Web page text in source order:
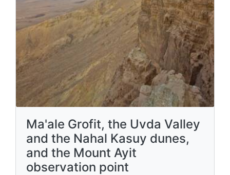
Ma'ale Grofit, the Uvda Valley
and the Nahal Kasuy dunes,
and the Mount Ayit
observation point